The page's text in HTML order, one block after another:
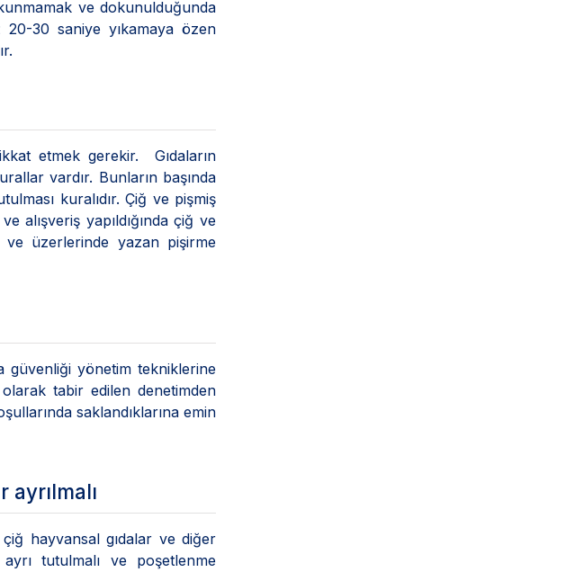
ve dokunulduğunda
30 saniye yıkamaya özen
etmek gerekir. Gıdaların
vardır. Bunların başında
kuralıdır. Çiğ ve pişmiş
alışveriş yapıldığında çiğ ve
ve üzerlerinde yazan pişirme
güvenliği yönetim tekniklerine
tabir edilen denetimden
saklandıklarına emin
ayrılmalı
çiğ hayvansal gıdalar ve diğer
tutulmalı ve poşetlenme